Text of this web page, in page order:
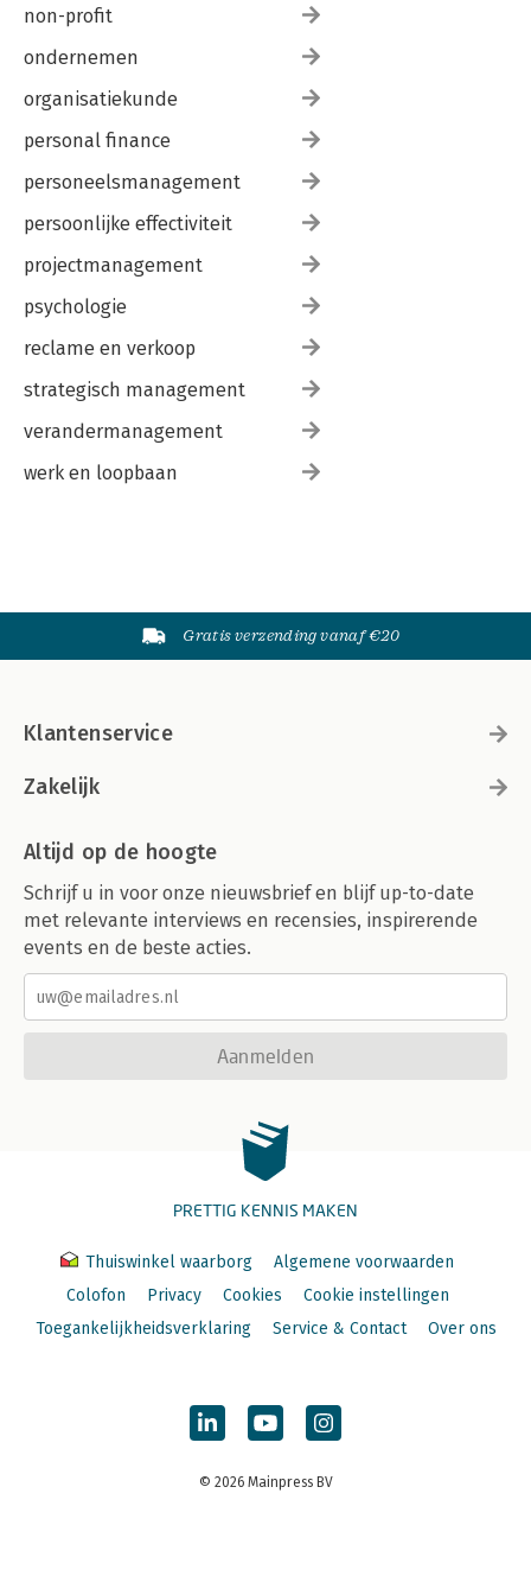
Peeters/Gatzen en de rechtsmacht van de Nederlandse
rechter: causa finita est? 349
Marek Zilinsky
Over de auteurs 365
non-profit
ondernemen
organisatiekunde
personal finance
personeelsmanagement
persoonlijke effectiviteit
projectmanagement
psychologie
reclame en verkoop
strategisch management
verandermanagement
werk en loopbaan
Gratis verzending vanaf €20
Klantenservice
Zakelijk
Altijd op de hoogte
Schrijf u in voor onze nieuwsbrief en blijf up-to-date
met relevante interviews en recensies, inspirerende
events en de beste acties.
Aanmelden
PRETTIG KENNIS MAKEN
Thuiswinkel waarborg
Algemene voorwaarden
Colofon
Privacy Cookies
Cookie instellingen
Toegankelijkheidsverklaring
Service & Contact Over ons
© 2026 Mainpress BV